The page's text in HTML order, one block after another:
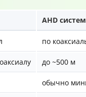
AHD
по
до ~500 м
обычно